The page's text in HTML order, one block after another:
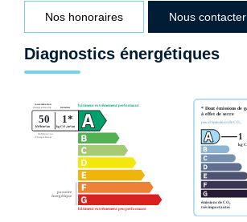
Nos honoraires Nous contacter
Diagnostics énergétiques